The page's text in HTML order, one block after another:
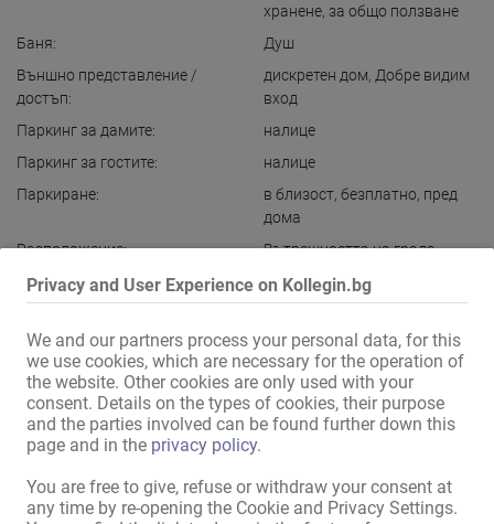
Privacy and User Experience on Kollegin.bg
We and our partners process your personal data, for this
we use cookies, which are necessary for the operation of
the website. Other cookies are only used with your
consent. Details on the types of cookies, their purpose
and the parties involved can be found further down this
page and in the privacy policy.
You are free to give, refuse or withdraw your consent at
any time by re-opening the Cookie and Privacy Settings.
хранене, за общо ползване
Баня:
Душ
Външно представление /
достъп:
дискретен дом, Добре видим
вход
Паркинг за дамите:
налице
Паркинг за гостите:
налице
Паркиране:
в близост, безплатно, пред
дома
Разположение:
Вътрешността на града
в непосредствена близост:
Метро / трамвай
Показване на цялата информация
Един от най-известните адреси в Берлин ви търси!!!
магазини в нашия град и спешно се нуждаем от нови колеги!